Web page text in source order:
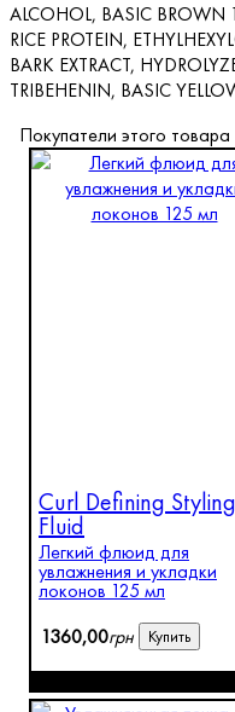
ALCOHOL, BASIC BROWN
RICE PROTEIN,
BARK EXTRACT,
TRIBEHENIN, BASIC
Покупатели этого
Curl Defining Styling
Fluid
Легкий флюид для
увлажнения и укладки
локонов 125 мл
1360,00грн Купить